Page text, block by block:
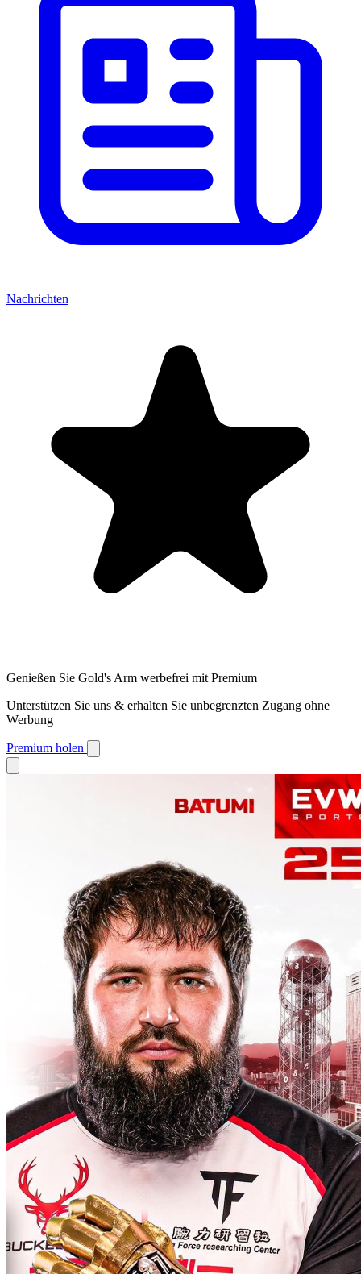
Nachrichten
Genießen Sie Gold's Arm werbefrei mit Premium
Unterstützen Sie uns & erhalten Sie unbegrenzten Zugang ohne
Werbung
Premium holen